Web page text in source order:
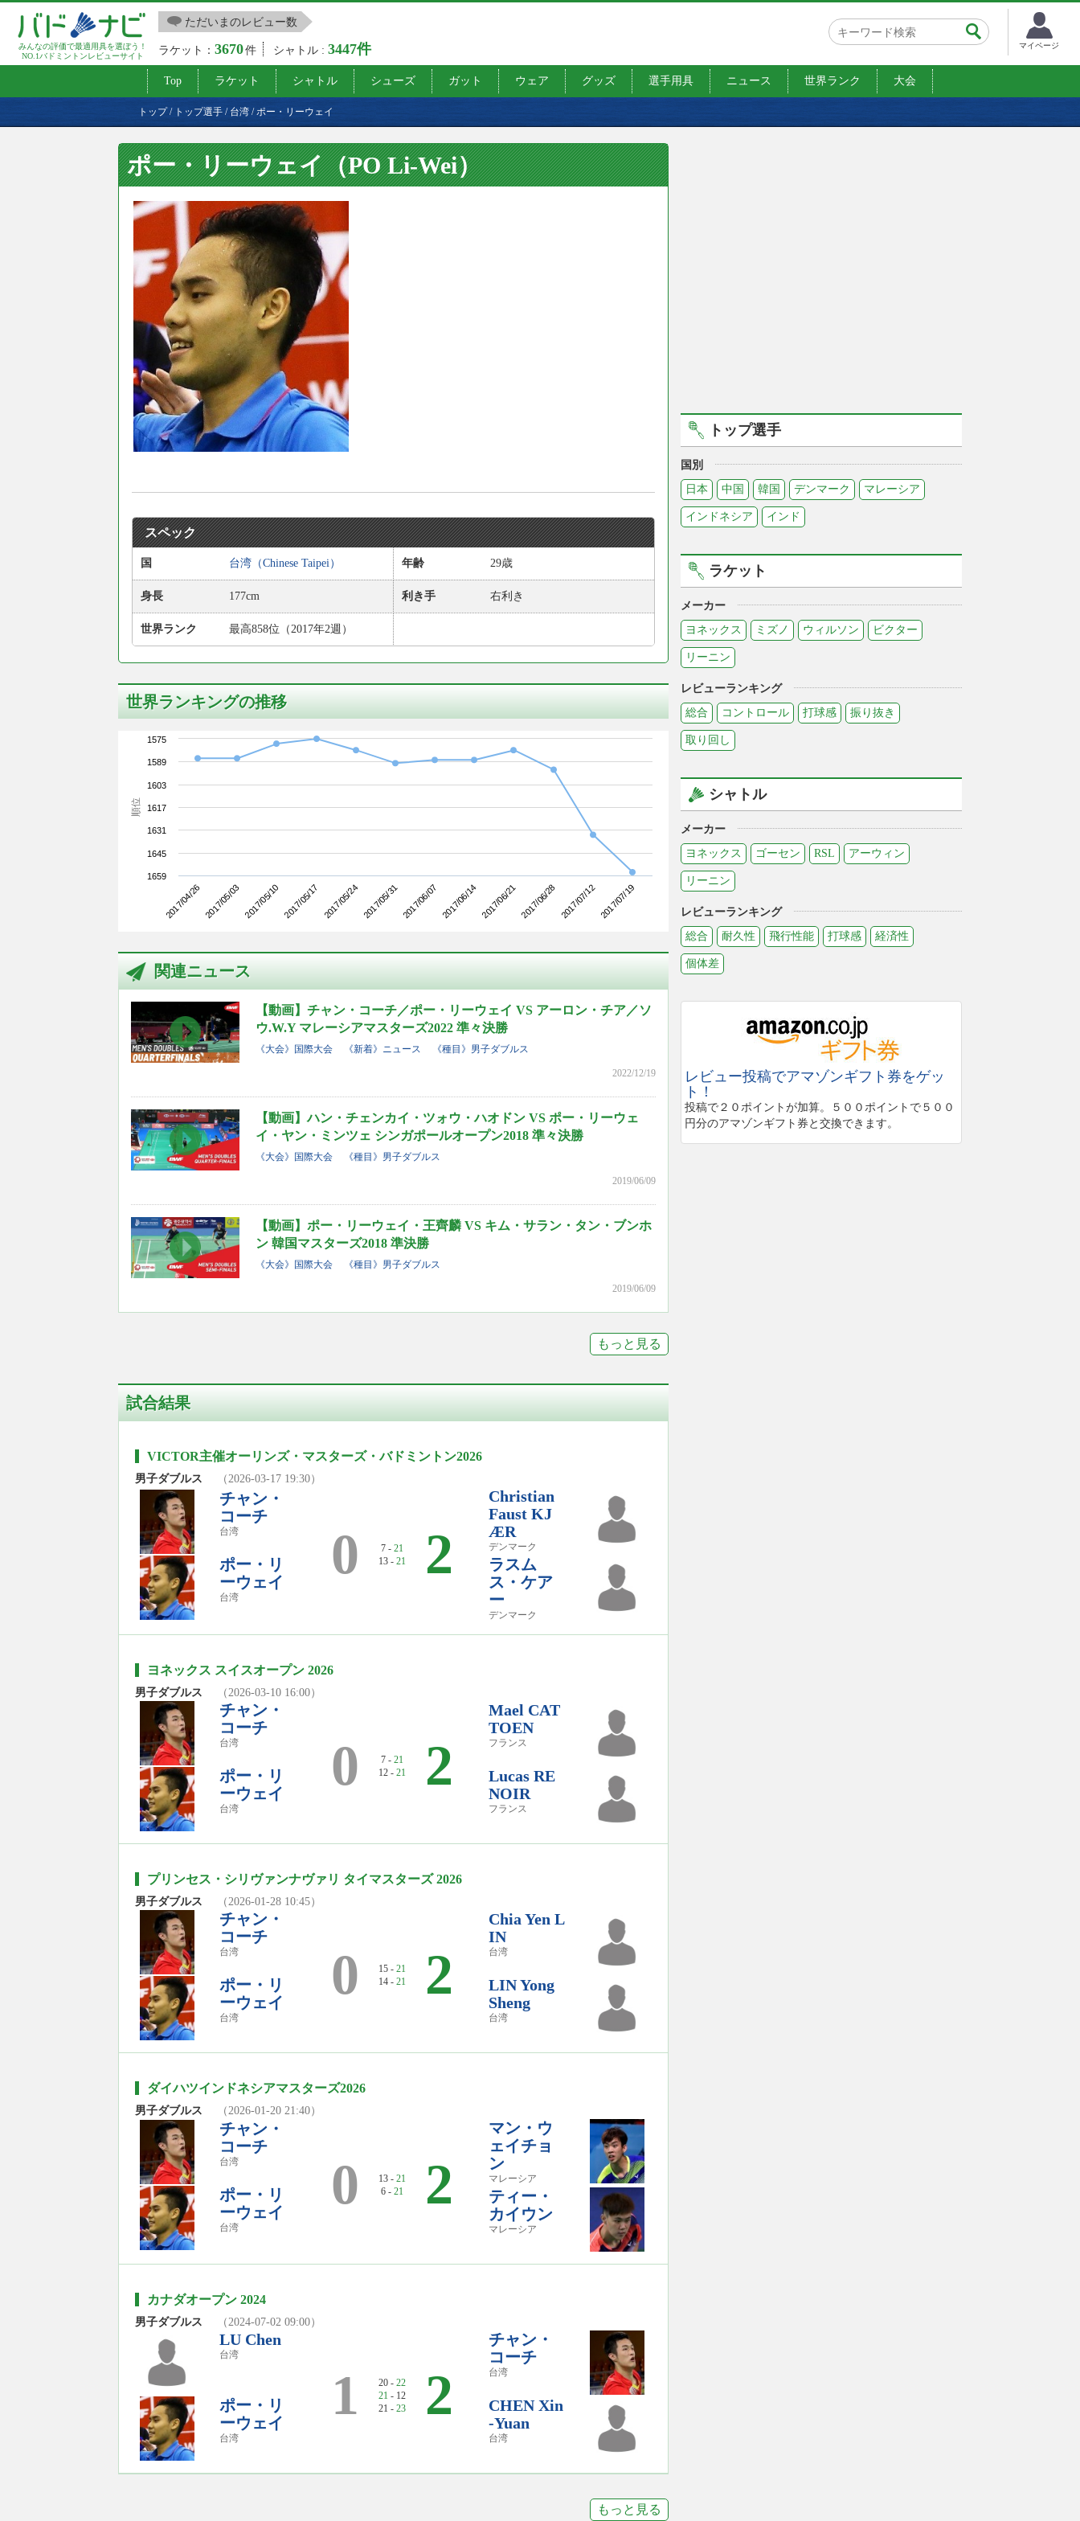
みんなの評価で最適用具を選ぼう！
NO.1バドミントンレビューサイト
ただいまのレビュー数
ラケット：3670件 シャトル :3447件 マイページ
Top ラケット シャトル シューズ ガット ウェア グッズ 選手用具 ニュース 世界ランク 大会
トップ/ トップ選手 / 台湾 / ポー・リーウェイ
ポー・リーウェイ（PO Li-Wei）
スペック
国 台湾（Chinese Taipei） 年齢 29歳
身長 177cm 利き手 右利き
世界ランク 最高858位（2017年2週）
世界ランキングの推移
順位
2017/04/262017/05/032017/05/102017/05/17 2017/05/242017/05/312017/06/07 2017/06/142017/06/212017/06/28 2017/07/122017/07/19
1575
1589
1603
1617
1631
1645
1659
関連ニュース
【動画】チャン・コーチ／ポー・リーウェイ VS アーロン・チア／ソ
ウ.W.Y マレーシアマスターズ2022 準々決勝
《大会》国際大会 《新着》ニュース 《種目》男子ダブルス
2022/12/19
【動画】ハン・チェンカイ・ツォウ・ハオドン VS ポー・リーウェ
イ・ヤン・ミンツェ シンガポールオープン2018 準々決勝
《大会》国際大会 《種目》男子ダブルス
2019/06/09
【動画】ポー・リーウェイ・王齊麟 VS キム・サラン・タン・ブンホ
ン 韓国マスターズ2018 準決勝
《大会》国際大会 《種目》男子ダブルス
2019/06/09
もっと見る
試合結果
VICTOR主催オーリンズ・マスターズ・バドミントン2026
男子ダブルス （2026-03-17 19:30）
チャン・
コーチ
台湾
ポー・リ
ーウェイ
台湾
0 7 - 21
13 - 21 2
Christian
Faust KJ
ÆR
デンマーク
ラスム
ス・ケア
ー
デンマーク
ヨネックス スイスオープン 2026
男子ダブルス （2026-03-10 16:00）
チャン・
コーチ
台湾
ポー・リ
ーウェイ
台湾
0 7 - 21
12 - 21 2
Mael CAT
TOEN
フランス
Lucas RE
NOIR
フランス
プリンセス・シリヴァンナヴァリ タイマスターズ 2026
男子ダブルス （2026-01-28 10:45）
チャン・
コーチ
台湾
ポー・リ
ーウェイ
台湾
0 15 - 21
14 - 21 2
Chia Yen L
IN
台湾
LIN Yong
Sheng
台湾
ダイハツインドネシアマスターズ2026
男子ダブルス （2026-01-20 21:40）
チャン・
コーチ
台湾
ポー・リ
ーウェイ
台湾
0 13 - 21
6 - 21 2
マン・ウ
ェイチョ
ン
マレーシア
ティー・
カイウン
マレーシア
カナダオープン 2024
男子ダブルス （2024-07-02 09:00）
LU Chen
台湾
ポー・リ
ーウェイ
台湾
1 20 - 22
21 - 12
21 - 23 2
チャン・
コーチ
台湾
CHEN Xin
-Yuan
台湾
もっと見る
トップ選手
国別
日本
中国 韓国 デンマーク マレーシア
インドネシア インド
ラケット
メーカー
ヨネックス
ミズノ ウィルソン ビクター
リーニン
レビューランキング
総合
コントロール 打球感 振り抜き
取り回し
シャトル
メーカー
ヨネックス
ゴーセン RSL アーウィン
リーニン
レビューランキング
総合
耐久性 飛行性能 打球感 経済性
個体差
レビュー投稿でアマゾンギフト券をゲッ
ト！
投稿で２０ポイントが加算。５００ポイントで５００
円分のアマゾンギフト券と交換できます。